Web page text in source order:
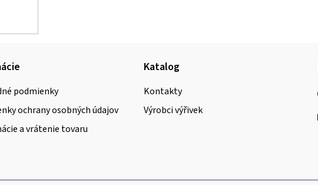
podmienky
ochrany osobných údajov
a vrátenie tovaru
Katalog
Kontakty
Výrobci výřivek